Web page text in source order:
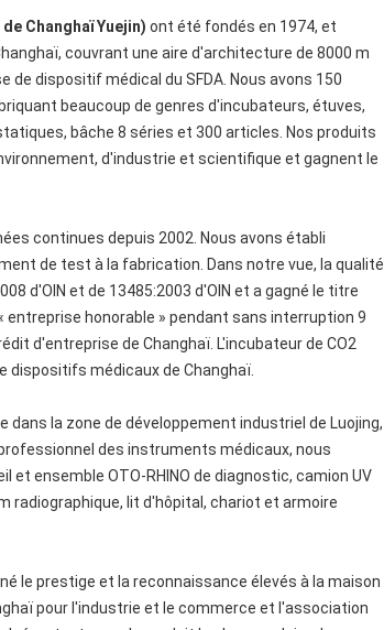
Changhaï Yuejin) ont été fondés en 1974, et
couvrant une aire d'architecture de 8000 m
dispositif médical du SFDA. Nous avons 150
beaucoup de genres d'incubateurs, étuves,
bâche 8 séries et 300 articles. Nos produits
d'industrie et scientifique et gagnent le
continues depuis 2002. Nous avons établi
de test à la fabrication. Dans notre vue, la qualité
d'OIN et de 13485:2003 d'OIN et a gagné le titre
entreprise honorable » pendant sans interruption 9
d'entreprise de Changhaï. L'incubateur de CO2
dispositifs médicaux de Changhaï.
la zone de développement industriel de Luojing,
des instruments médicaux, nous
ensemble OTO-RHINO de diagnostic, camion UV
radiographique, lit d'hôpital, chariot et armoire
le prestige et la reconnaissance élevés à la maison
pour l'industrie et le commerce et l'association